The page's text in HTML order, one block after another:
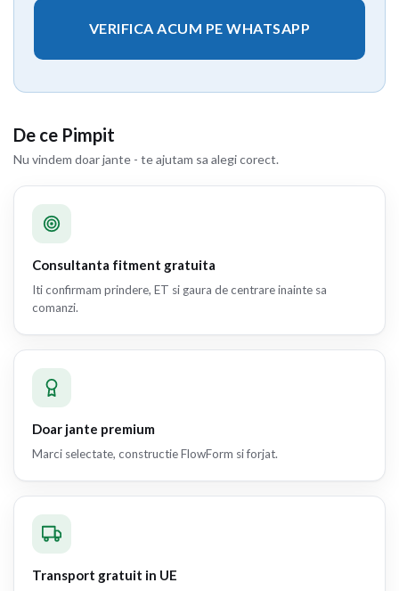
VERIFICA ACUM PE WHATSAPP
De ce Pimpit
Nu vindem doar jante - te ajutam sa alegi corect.
Consultanta fitment gratuita
Iti confirmam prindere, ET si gaura de centrare inainte sa
comanzi.
Doar jante premium
Marci selectate, constructie FlowForm si forjat.
Transport gratuit in UE